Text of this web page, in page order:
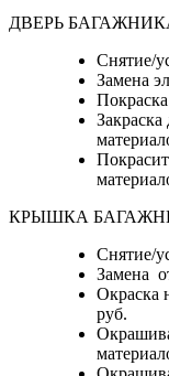
ДВЕРЬ
Снятие/
Замена
КРЫШКА
Снятие/
Замена
Окраска
руб.